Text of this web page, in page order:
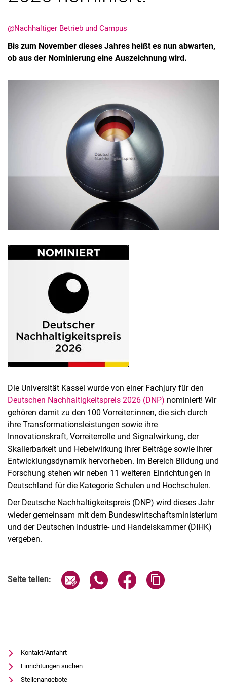
@Nachhaltiger Betrieb und Campus
Bis zum November dieses Jahres heißt es nun abwarten,
ob aus der Nominierung eine Auszeichnung wird.
Die Universität Kassel wurde von einer Fachjury für den
Deutschen Nachhaltigkeitspreis 2026 (DNP) nominiert! Wir
gehören damit zu den 100 Vorreiter:innen, die sich durch
ihre Transformationsleistungen sowie ihre
Innovationskraft, Vorreiterrolle und Signalwirkung, der
Skalierbarkeit und Hebelwirkung ihrer Beiträge sowie ihrer
Entwicklungsdynamik hervorheben. Im Bereich Bildung und
Forschung stehen wir neben 11 weiteren Einrichtungen in
Deutschland für die Kategorie Schulen und Hochschulen.
Der Deutsche Nachhaltigkeitspreis (DNP) wird dieses Jahr
wieder gemeinsam mit dem Bundeswirtschaftsministerium
und der Deutschen Industrie- und Handelskammer (DIHK)
vergeben.
Seite teilen: Seite über E-Mail teilen
Seite über WhatsApp teilen
Seite über Facebook
Kontakt/Anfahrt
Einrichtungen suchen
Stellenangebote